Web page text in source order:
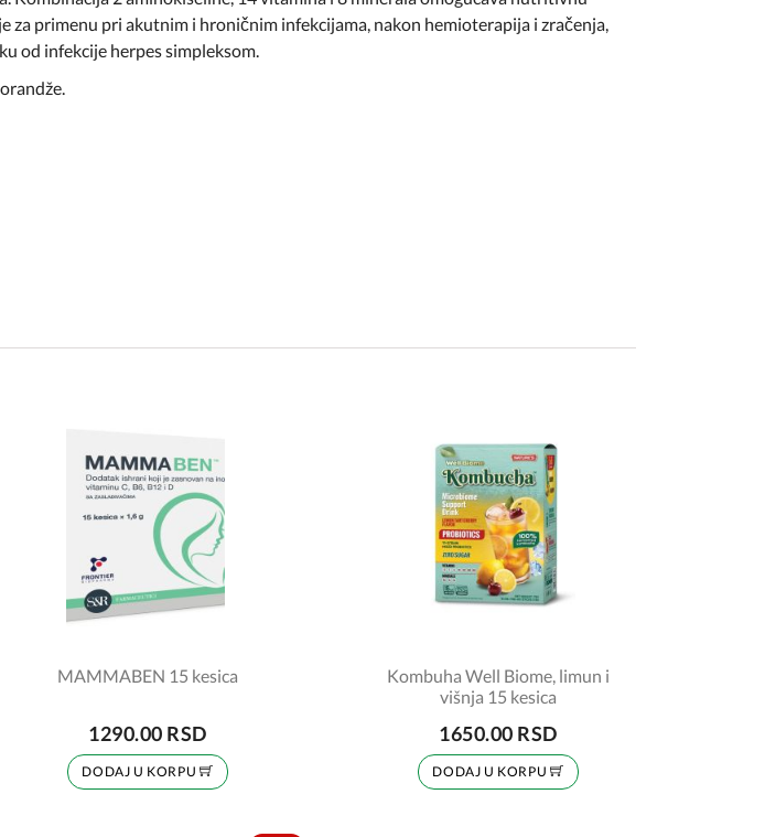
primenu pri akutnim i hroničnim infekcijama, nakon hemioterapija i zračenja,
od infekcije herpes simpleksom.
MAMMABEN 15 kesica
1290.00 RSD
DODAJ U KORPU
Kombuha Well Biome, limun i
višnja 15 kesica
1650.00 RSD
DODAJ U KORPU